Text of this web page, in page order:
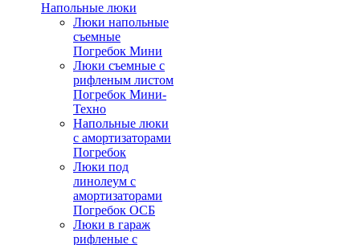
Напольные люки
Люки напольные
съемные
Погребок Мини
Люки съемные с
рифленым листом
Погребок Мини-
Техно
Напольные люки
с амортизаторами
Погребок
Люки под
линолеум с
амортизаторами
Погребок ОСБ
Люки в гараж
рифленые с